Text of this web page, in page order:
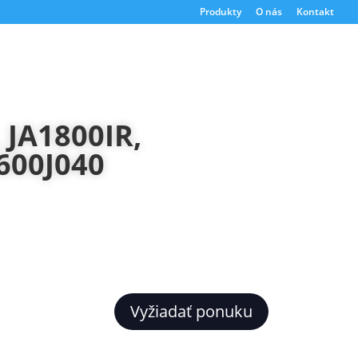
Produkty O nás Kontakt
Vyžiadať ponuku